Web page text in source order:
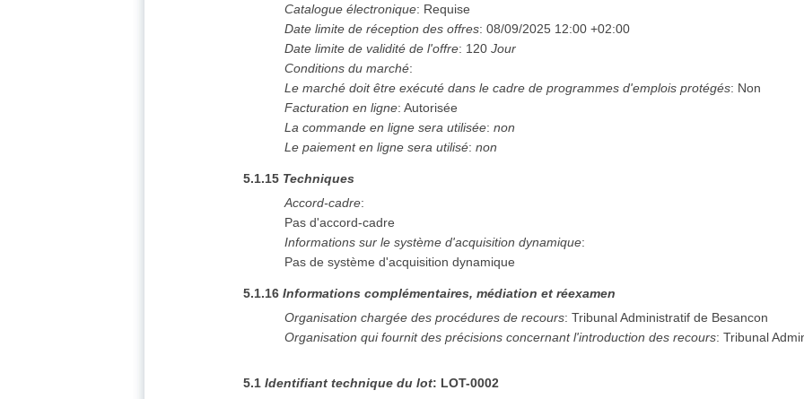
Catalogue électronique: Requise
Date limite de réception des offres:08/09/2025 12:00 +02:00
Date limite de validité de l'offre: 120 Jour
Conditions du marché:
Le marché doit être exécuté dans le cadre de programmes d'emplois protégés: Non
Facturation en ligne:Autorisée
La commande en ligne sera utilisée:non
Le paiement en ligne sera utilisé:non
5.1.15 Techniques
Accord-cadre:
Pas d'accord-cadre
Informations sur le système d'acquisition dynamique:
Pas de système d'acquisition dynamique
5.1.16Informations complémentaires, médiation et réexamen
Organisation chargée des procédures de recours:Tribunal Administratif de Besancon
Organisation qui fournit des précisions concernant l'introduction des recours:Tribunal
5.1Identifiant technique du lot: LOT-0002